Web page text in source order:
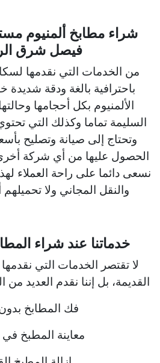
شراء مطابخ ألمنيوم
فيصل شرق
من الخدمات التي نقدمها
باحترافية بالغة ودقة
الألمنيوم بكل أحجامها
السليمة تماما وكذلك التي
وتحتاج إلى صيانة وتصليح
الحصول عليها من أي شركة
نسعى دائما على راحة العملاء
والنقل المجاني ولا
خدماتنا عند شراء
لا تقتصر الخدمات التي
القديمة، بل إننا نقدم العديد
فك المطابخ
معاينة المطبخ في